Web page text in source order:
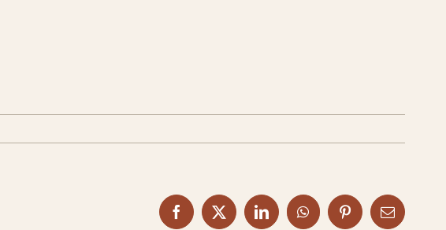
Facebook
X LinkedInWhatsAppPinterestEmail